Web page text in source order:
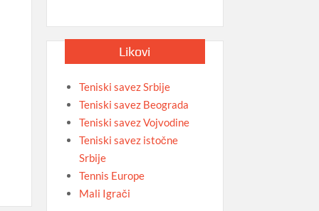
Likovi
Teniski savez Srbije
Teniski savez Beograda
Teniski savez Vojvodine
Teniski savez istočne
Srbije
Tennis Europe
Mali Igrači